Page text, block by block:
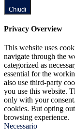
Chiudi
Privacy Overview
This website uses
navigate through the
categorized as
essential for the
also use third-party
you use this website.
only with your
cookies. But opting
browsing experience.
Necessario